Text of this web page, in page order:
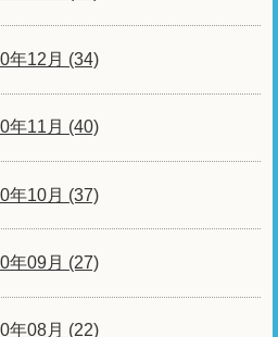
年12月 (34)
年11月 (40)
年10月 (37)
年09月 (27)
年08月 (22)